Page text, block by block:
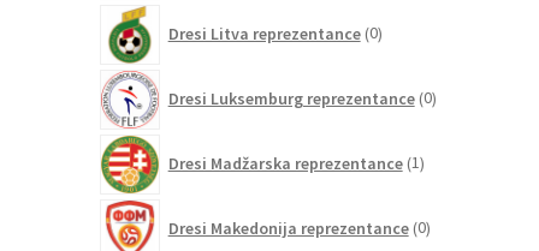
Dresi Litva reprezentance 0izdelkov
Dresi Luksemburg reprezentance 0izdelkov
Dresi Madžarska reprezentance 1izdelek
Dresi Makedonija reprezentance 0izdelkov